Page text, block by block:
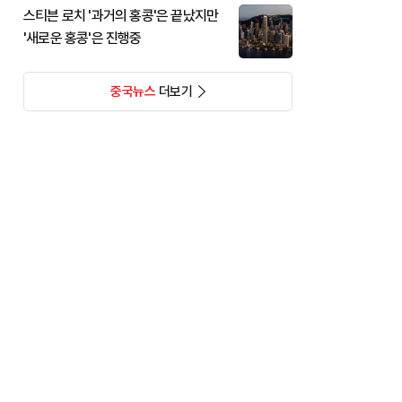
스티븐 로치 '과거의 홍콩'은 끝났지만
'새로운 홍콩'은 진행중
중국뉴스더보기